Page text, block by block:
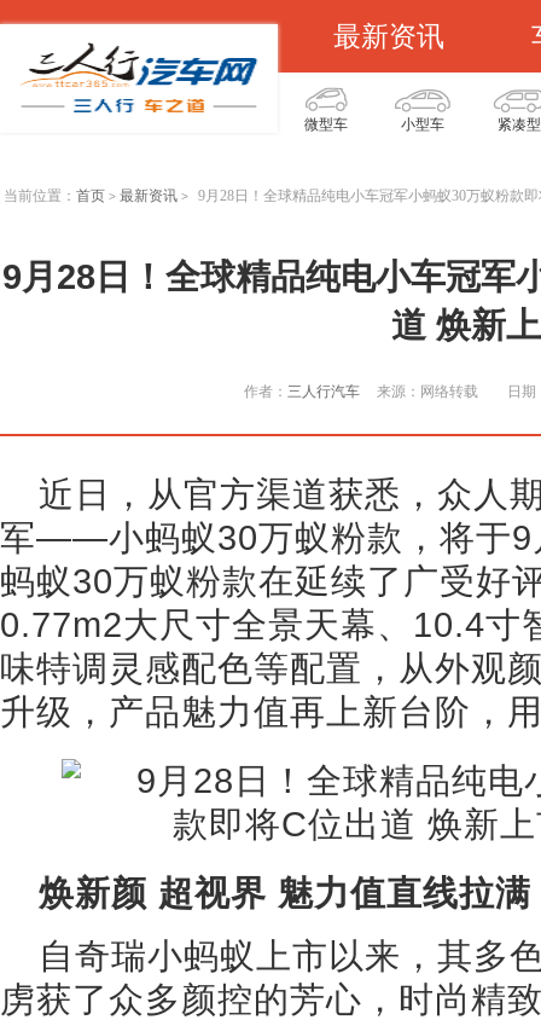
最新资讯
微型车 小型车 紧凑型
当前位置： 首页 > 最新资讯 > 9月28日！全球精品纯电小车冠军小蚂蚁30万蚁粉款
9月28日！全球精品纯电小车冠军
道 焕新
作者： 三人行汽车 来源：网络转载 日
近日，从官方渠道获悉，众人
军——小蚂蚁30万蚁粉款，将于9
蚂蚁30万蚁粉款在延续了广受好
0.77m2大尺寸全景天幕、10.4寸
味特调灵感配色等配置，从外观
升级，产品魅力值再上新台阶，
焕新颜 超视界 魅力值直线拉满
自奇瑞小蚂蚁上市以来，其多
虏获了众多颜控的芳心，时尚精